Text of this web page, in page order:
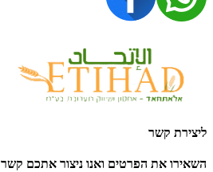
ליצירת קשר
השאירו את הפרטים ואנו ניצור אתכם קשר